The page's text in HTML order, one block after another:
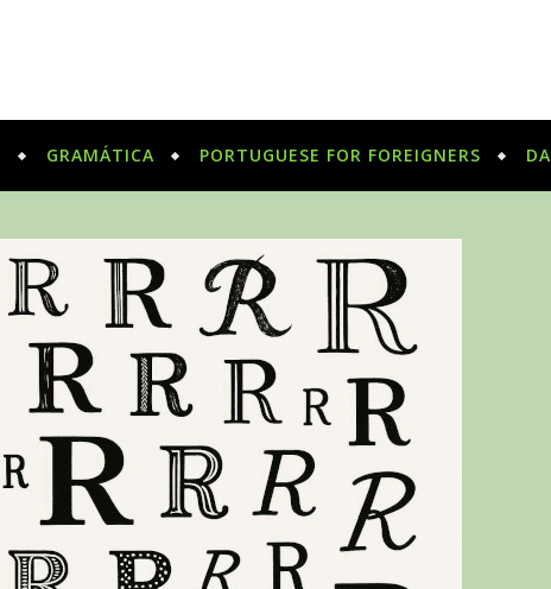
GRAMÁTICA PORTUGUESE FOR FOREIGNERS